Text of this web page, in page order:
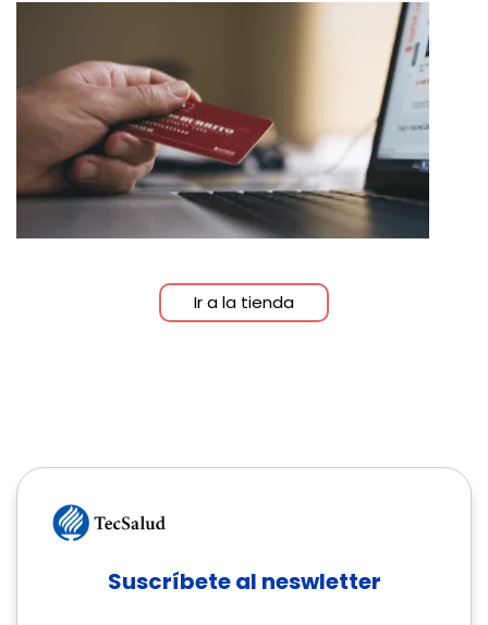
Ir a la tienda
Suscríbete al neswletter